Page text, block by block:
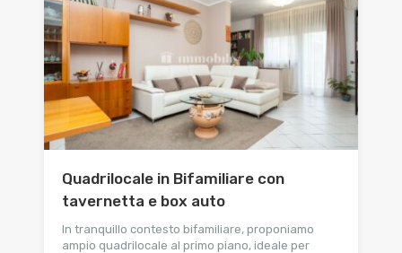
Quadrilocale in Bifamiliare con
tavernetta e box auto
In tranquillo contesto bifamiliare, proponiamo
ampio quadrilocale al primo piano, ideale per